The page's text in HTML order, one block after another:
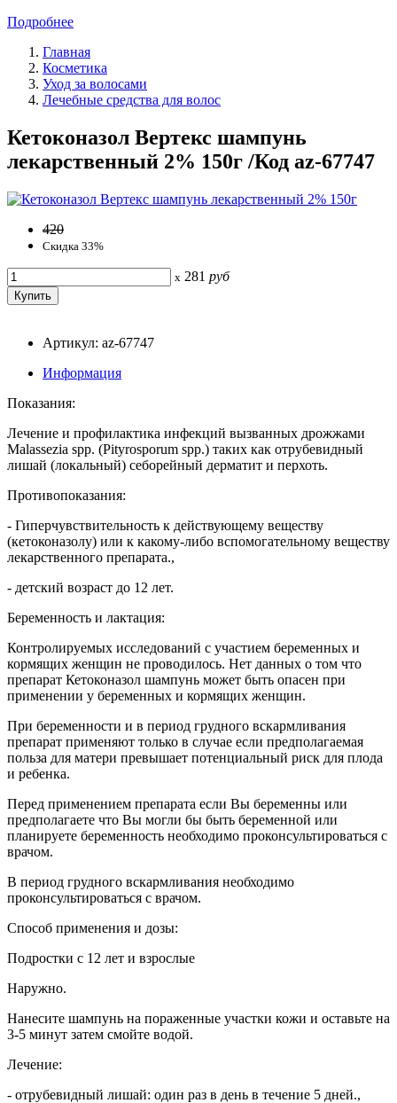
Подробнее
Главная
Косметика
Уход за волосами
Лечебные средства для волос
Кетоконазол Вертекс шампунь
лекарственный 2% 150г /Код az-67747
420
Скидка 33%
x 281 руб
Артикул: az-67747
Информация
Показания:
Лечение и профилактика инфекций вызванных дрожжами
Malassezia spp. (Pityrosporum spp.) таких как отрубевидный
лишай (локальный) себорейный дерматит и перхоть.
Противопоказания:
- Гиперчувствительность к действующему веществу
(кетоконазолу) или к какому-либо вспомогательному веществу
лекарственного препарата.,
- детский возраст до 12 лет.
Беременность и лактация:
Контролируемых исследований с участием беременных и
кормящих женщин не проводилось. Нет данных о том что
препарат Кетоконазол шампунь может быть опасен при
применении у беременных и кормящих женщин.
При беременности и в период грудного вскармливания
препарат применяют только в случае если предполагаемая
польза для матери превышает потенциальный риск для плода
и ребенка.
Перед применением препарата если Вы беременны или
предполагаете что Вы могли бы быть беременной или
планируете беременность необходимо проконсультироваться с
врачом.
В период грудного вскармливания необходимо
проконсультироваться с врачом.
Способ применения и дозы:
Подростки с 12 лет и взрослые
Наружно.
Нанесите шампунь на пораженные участки кожи и оставьте на
3-5 минут затем смойте водой.
Лечение:
- отрубевидный лишай: один раз в день в течение 5 дней.,